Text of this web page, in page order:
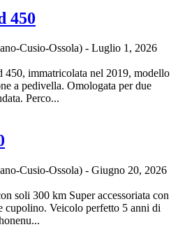
450
Cusio-Ossola) - Luglio 1, 2026
450, immatricolata nel 2019, modello
a pedivella. Omologata per due
Perco...
Cusio-Ossola) - Giugno 20, 2026
soli 300 km Super accessoriata con
cupolino. Veicolo perfetto 5 anni di